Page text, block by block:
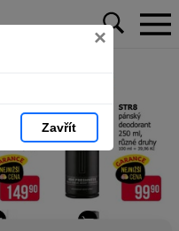
×
Zavřít